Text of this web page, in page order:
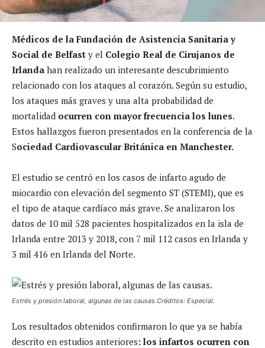
Médicos de la Fundación de Asistencia Sanitaria y
Social de Belfast y el Colegio Real de Cirujanos de
Irlanda han realizado un interesante descubrimiento
relacionado con los ataques al corazón. Según su estudio,
los ataques más graves y una alta probabilidad de
mortalidad ocurren con mayor frecuencia los lunes.
Estos hallazgos fueron presentados en la conferencia de la
Sociedad Cardiovascular Británica en Manchester.
El estudio se centró en los casos de infarto agudo de
miocardio con elevación del segmento ST (STEMI), que es
el tipo de ataque cardíaco más grave. Se analizaron los
datos de 10 mil 528 pacientes hospitalizados en la isla de
Irlanda entre 2013 y 2018, con 7 mil 112 casos en Irlanda y
3 mil 416 en Irlanda del Norte.
Estrés y presión laboral, algunas de las causas.Créditos: Especial.
Los resultados obtenidos confirmaron lo que ya se había
descrito en estudios anteriores: los infartos ocurren con